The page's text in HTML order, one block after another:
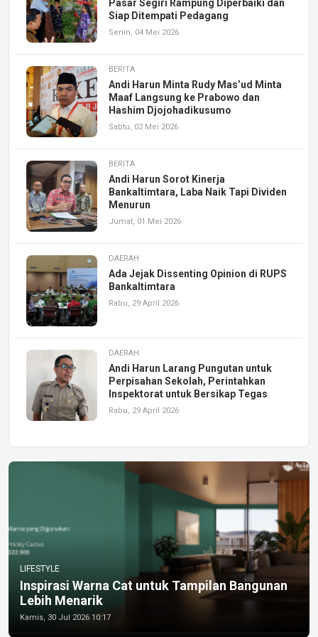
Pasar Segiri Rampung Diperbaiki dan
Siap Ditempati Pedagang
Senin, 04 Mei 2026
BERITA
Andi Harun Minta Rudy Mas’ud Minta
Maaf Langsung ke Prabowo dan
Hashim Djojohadikusumo
Sabtu, 02 Mei 2026
BERITA
Andi Harun Sorot Kinerja
Bankaltimtara, Laba Naik Tapi Dividen
Menurun
Jumat, 01 Mei 2026
DAERAH
Ada Jejak Dissenting Opinion di RUPS
Bankaltimtara
Rabu, 29 April 2026
DAERAH
Andi Harun Larang Pungutan untuk
Perpisahan Sekolah, Perintahkan
Inspektorat untuk Bersikap Tegas
Rabu, 29 April 2026
LIFESTYLE
Inspirasi Warna Cat untuk Tampilan Bangunan
Lebih Menarik
Kamis, 30 Jul 2026 10:17